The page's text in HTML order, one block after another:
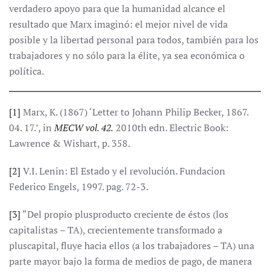
verdadero apoyo para que la humanidad alcance el
resultado que Marx imaginó: el mejor nivel de vida
posible y la libertad personal para todos, también para los
trabajadores y no sólo para la élite, ya sea económica o
política.
[1] Marx, K. (1867) ‘Letter to Johann Philip Becker, 1867.
04. 17.’, inMECW vol. 42. 2010th edn. Electric Book:
Lawrence & Wishart, p. 358.
[2] V.I. Lenin: El Estado y el revolución. Fundacion
Federico Engels, 1997. pag. 72-3.
[3] “Del propio plusproducto creciente de éstos (los
capitalistas – TA), crecientemente transformado a
pluscapital, fluye hacia ellos (a los trabajadores – TA) una
parte mayor bajo la forma de medios de pago, de manera